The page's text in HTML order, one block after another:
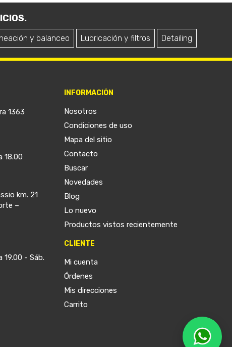
y balanceo Lubricación y filtros Detailing
1363
18.00
km. 21
–
19.00 - Sáb.
INFORMACIÓN
Nosotros
Condiciones de uso
Mapa del sitio
Contacto
Buscar
Novedades
Blog
Lo nuevo
Productos vistos recientemente
CLIENTE
Mi cuenta
Órdenes
Mis direcciones
Carrito